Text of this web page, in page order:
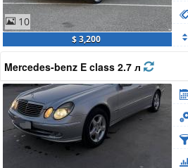
10
$ 3,200
Mercedes-benz E class 2.7 л